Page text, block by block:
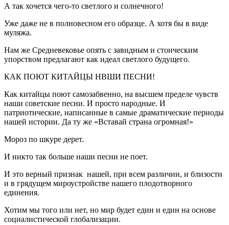
А так хочется чего-то светлого и солнечного!
Уже даже не в полновесном его образце. А хотя бы в виде
муляжа.
Нам же Средневековье опять с завидным и стоическим
упорством предлагают как идеал светлого будущего.
КАК ПОЮТ КИТАЙЦЫ НВШИ ПЕСНИ!
Как китайцы поют самозабвенно, на высшем пределе чувств
наши советские песни. И просто народные. И
патриотические, написанные в самые драматические периоды
нашей истории. Да ту же «Вставай страна огромная!»
Мороз по шкуре дерет.
И никто так больше наши песни не поет.
И это верный признак нашей, при всем различии, и близости
и в грядущем мироустройстве нашего плодотворного
единения.
Хотим мы того или нет, но мир будет един и един на основе
социалистической глобализации.